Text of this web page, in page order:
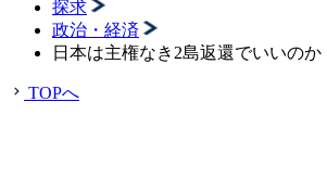
探求
政治・経済
日本は主権なき2島返還でいいのか
TOPへ